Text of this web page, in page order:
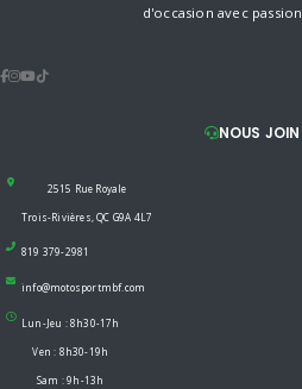
d'occasion avec
NOUS
2515 Rue Royale
Trois-Rivières, QC G9A 4L7
819 379-2981
info@motosportmbf.com
Lun-Jeu : 8h30-17h
Ven : 8h30-19h
Sam : 9h-13h